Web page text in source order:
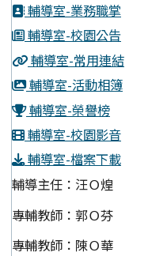
輔導室-業務職掌
輔導室-校園公告
輔導室-常用連結
輔導室-活動相簿
輔導室-榮譽榜
輔導室-校園影音
輔導室-檔案下載
輔導主任：汪Ｏ煌
專輔教師：郭Ｏ芬
專輔教師：陳Ｏ華